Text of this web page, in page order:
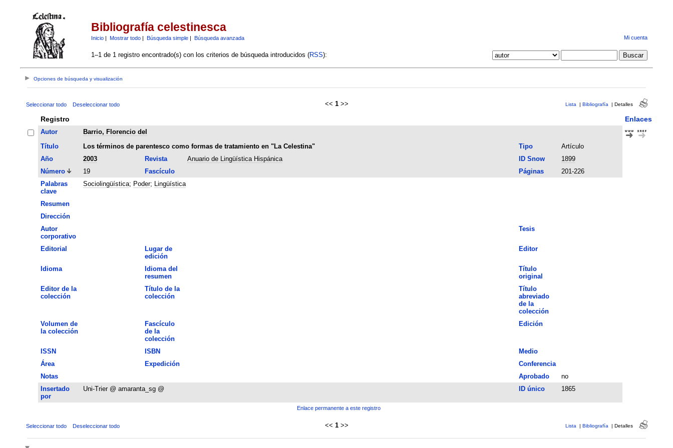
Bibliografía celestinesca
Inicio| Mostrar todo| Búsqueda simple| Búsqueda avanzada Mi cuenta
1–1 de 1 registro encontrado(s) con los criterios de búsqueda introducidos (RSS):
Opciones de búsqueda y visualización
Seleccionar todo Deseleccionar todo << 1 >> Lista | Bibliografía | Detalles
Registro Enlaces
Autor
Barrio, Florencio del
Título
Los términos de parentesco como formas de tratamiento en "La Celestina" Tipo
Artículo
Año
2003 Revista Anuario de Lingüística Hispánica ID Snow
1899
Número
19 Fascículo Páginas
201-226
Palabras
clave
Sociolingüística; Poder; Lingüística
Resumen
Dirección
Autor
corporativo
Tesis
Editorial
Lugar de
edición
Editor
Idioma
Idioma del
resumen
Título
original
Editor de la
colección
Título de la
colección
Título
abreviado
de la
colección
Volumen de
la colección
Fascículo
de la
colección
Edición
ISSN ISBN
Medio
Área
Expedición
Conferencia
Notas
Aprobado
no
Insertado
por
Uni-Trier @ amaranta_sg @ ID único 1865
Enlace permanente a este registro
Seleccionar todo Deseleccionar todo << 1 >> Lista | Bibliografía | Detalles